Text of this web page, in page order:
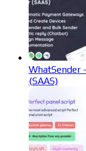
WhatSender
(SAAS)